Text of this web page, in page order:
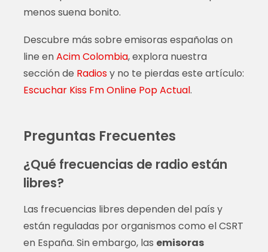
menos suena bonito.
Descubre más sobre emisoras españolas on
line enAcim Colombia, explora nuestra
sección de Radiosy no te pierdas este artículo:
Escuchar Kiss Fm Online Pop Actual.
Preguntas Frecuentes
¿Qué frecuencias de radio están
libres?
Las frecuencias libres dependen del país y
están reguladas por organismos como el CSRT
en España. Sin embargo, las emisoras